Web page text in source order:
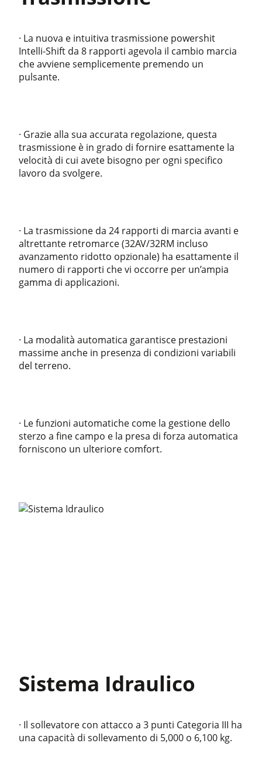
· La nuova e intuitiva trasmissione powershit
Intelli-Shift da 8 rapporti agevola il cambio marcia
che avviene semplicemente premendo un
pulsante.
· Grazie alla sua accurata regolazione, questa
trasmissione è in grado di fornire esattamente la
velocità di cui avete bisogno per ogni specifico
lavoro da svolgere.
· La trasmissione da 24 rapporti di marcia avanti e
altrettante retromarce (32AV/32RM incluso
avanzamento ridotto opzionale) ha esattamente il
numero di rapporti che vi occorre per un’ampia
gamma di applicazioni.
· La modalità automatica garantisce prestazioni
massime anche in presenza di condizioni variabili
del terreno.
· Le funzioni automatiche come la gestione dello
sterzo a fine campo e la presa di forza automatica
forniscono un ulteriore comfort.
Sistema Idraulico
· Il sollevatore con attacco a 3 punti Categoria III ha
una capacità di sollevamento di 5,000 o 6,100 kg.